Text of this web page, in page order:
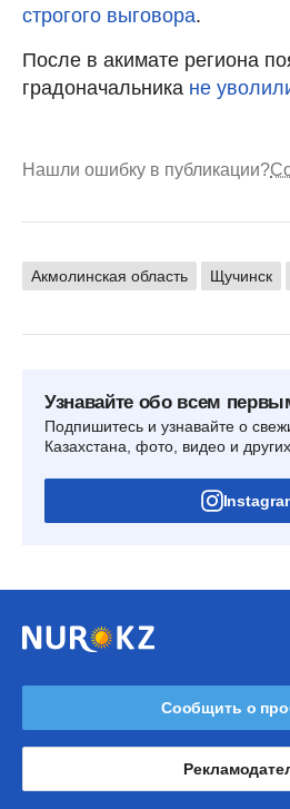
строгого выговора.
После в акимате региона
градоначальника не
Нашли ошибку в публикации?
Акмолинская область Щучинск
Узнавайте обо всем
Подпишитесь и узнавайте о
Казахстана, фото, видео и
Сообщить о